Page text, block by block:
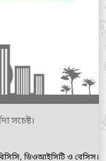
সচেষ্ট।
ডিওআইসিটি ও বেসিস।